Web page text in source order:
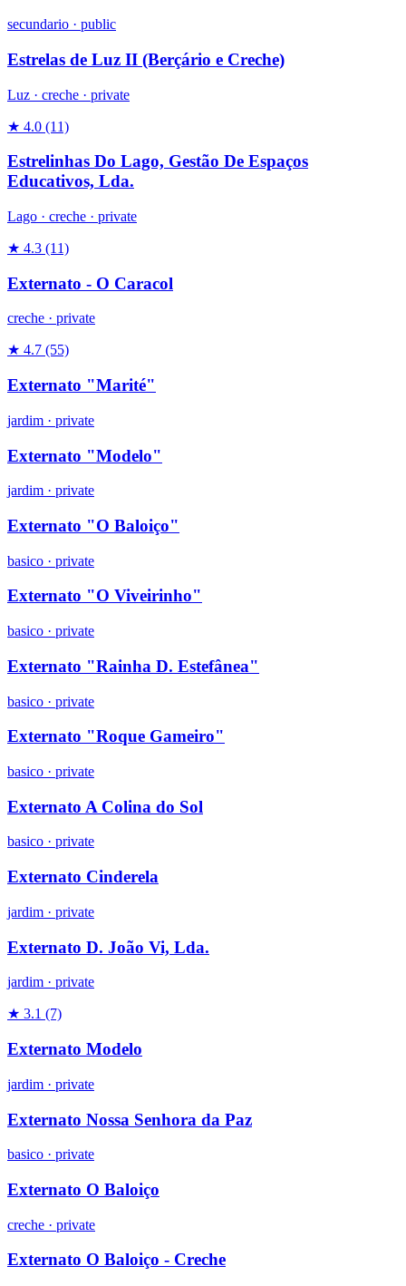
secundario · public
Estrelas de Luz II (Berçário e Creche)
Luz · creche · private
★ 4.0 (11)
Estrelinhas Do Lago, Gestão De Espaços
Educativos, Lda.
Lago · creche · private
★ 4.3 (11)
Externato - O Caracol
creche · private
★ 4.7 (55)
Externato "Marité"
jardim · private
Externato "Modelo"
jardim · private
Externato "O Baloiço"
basico · private
Externato "O Viveirinho"
basico · private
Externato "Rainha D. Estefânea"
basico · private
Externato "Roque Gameiro"
basico · private
Externato A Colina do Sol
basico · private
Externato Cinderela
jardim · private
Externato D. João Vi, Lda.
jardim · private
★ 3.1 (7)
Externato Modelo
jardim · private
Externato Nossa Senhora da Paz
basico · private
Externato O Baloiço
creche · private
Externato O Baloiço - Creche